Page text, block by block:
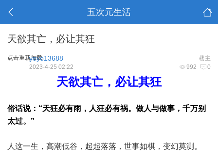
五次元生活
天欲其亡，必让其狂
点击重新加载 楼主
yoyo13688
992 0
2023-4-25 02:22
天欲其亡，必让其狂
俗话说：“天狂必有雨，人狂必有祸。做人与做事，千万别
太过。”
人这一生，高潮低谷，起起落落，世事如棋，变幻莫测。